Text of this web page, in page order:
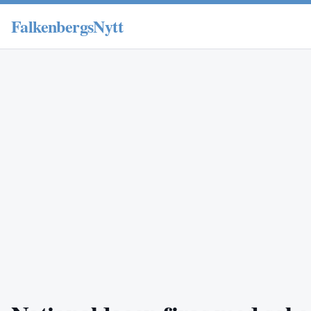
FalkenbergsNytt